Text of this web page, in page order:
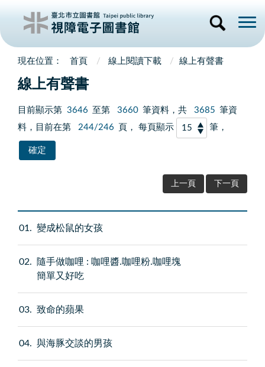
首頁 線上閱讀下載 線上有聲書
線上有聲書
目前顯示第 3646 至第 3660 筆資料，共 3685 筆資
料，目前在第
244/246 頁， 每頁顯示 筆，
上一頁 下一頁
01 變成松鼠的女孩
02
隨手做咖哩 : 咖哩醬.咖哩粉.咖哩塊
簡單又好吃
03 致命的蘋果
04 與海豚交談的男孩